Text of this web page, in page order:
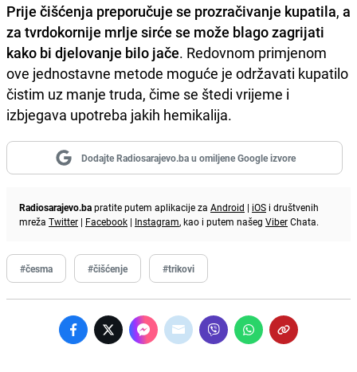
Prije čišćenja preporučuje se prozračivanje kupatila, a
za tvrdokornije mrlje sirće se može blago zagrijati
kako bi djelovanje bilo jače. Redovnom primjenom
ove jednostavne metode moguće je održavati kupatilo
čistim uz manje truda, čime se štedi vrijeme i
izbjegava upotreba jakih hemikalija.
Dodajte Radiosarajevo.ba u omiljene Google izvore
Radiosarajevo.bapratite putem aplikacije za Android | iOS i društvenih
mreža Twitter | Facebook | Instagram, kao i putem našeg ViberChata.
#česma #čišćenje #trikovi